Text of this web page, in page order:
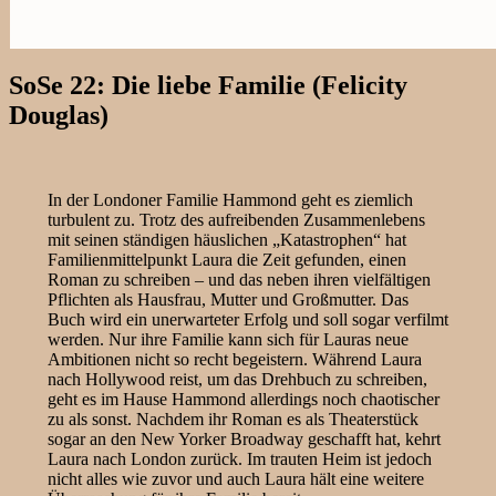
SoSe 22: Die liebe Familie (Felicity
Douglas)
In der Londoner Familie Hammond geht es ziemlich
turbulent zu. Trotz des aufreibenden Zusammenlebens
mit seinen ständigen häuslichen „Katastrophen“ hat
Familienmittelpunkt Laura die Zeit gefunden, einen
Roman zu schreiben – und das neben ihren vielfältigen
Pflichten als Hausfrau, Mutter und Großmutter. Das
Buch wird ein unerwarteter Erfolg und soll sogar verfilmt
werden. Nur ihre Familie kann sich für Lauras neue
Ambitionen nicht so recht begeistern. Während Laura
nach Hollywood reist, um das Drehbuch zu schreiben,
geht es im Hause Hammond allerdings noch chaotischer
zu als sonst. Nachdem ihr Roman es als Theaterstück
sogar an den New Yorker Broadway geschafft hat, kehrt
Laura nach London zurück. Im trauten Heim ist jedoch
nicht alles wie zuvor und auch Laura hält eine weitere